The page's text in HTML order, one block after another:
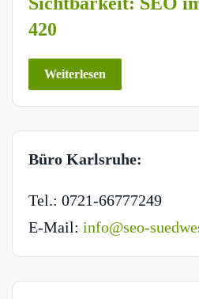
420
Weiterlesen
Büro Karlsruhe:
Tel.: 0721-66777249
E-Mail: info@seo-